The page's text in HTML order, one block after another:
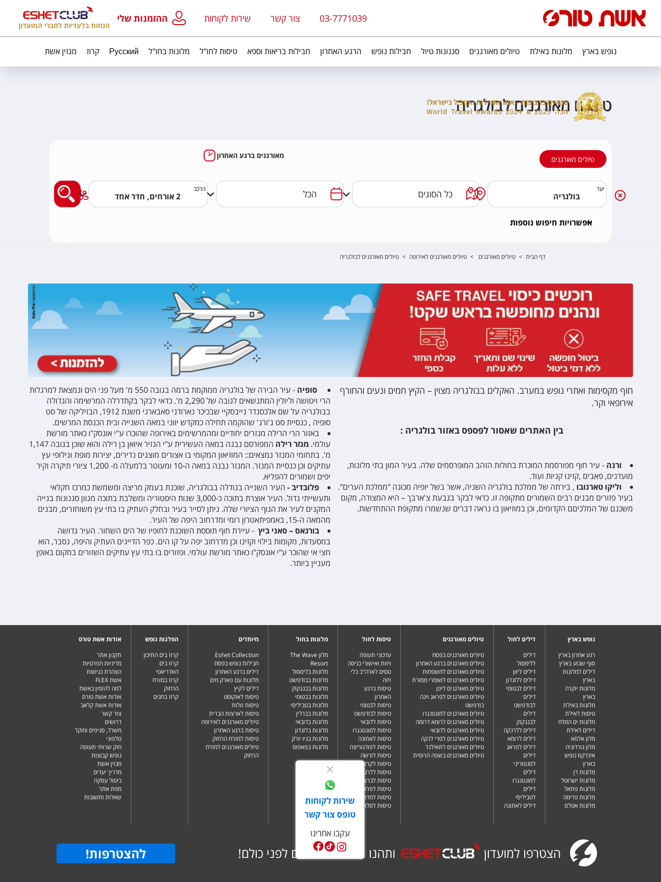
03-7771039 צור קשר שירות לקוחות ההזמנות שלי
הנחות בלעדיות לחברי המועדון
נופש בארץ מלונות באילת טיולים מאורגנים סגנונות טיול חבילות נופש הרגע האחרון חבילות בריאות וספא טיסות לחו"ל מלונות בחו"ל Русский קרוז מגזין אשת
שירות לקוחות
טופס צור קשר
עקבו אחרינו
טיולים מאורגנים לבולגריה
טיולים מאורגנים מאורגנים ברגע האחרון
יעד הרכב מצאו לי טיול מאורגן
אפשרויות חיפוש נוספות
דף הבית > טיולים מאורגנים > טיולים מאורגנים לאירופה > טיולים מאורגנים לבולגריה
חוף מקסימות ואתרי נופש במערב. האקלים בבולגריה מצוין – הקיץ חמים ונעים והחורף
אירופאי וקר.
בין האתרים שאסור לפספס באזור בולגריה :
ורנה - עיר חוף מפורסמת המוכרת בחולות הזהב המופרסמים שלה. בעיר המון בתי מלונות,
מועדנים, פאבים ,קזינו קניות ועוד.
וליקו טארנובו , בירתה של ממלכת בולגריה השניה, אשר בשל יופיה מכונה "ממלכת הערים".
בעיר פזורים מבנים רבים השמורים מתקופה זו. כדאי לבקר בגבעת צ'ארבך – היא המצודה, מקום
משכנם של המלכיםם הקדומים, וכן במוזיאון בו נראה דברים שנשמרו מתקופת ההתחדשות.
סופיה
- עיר הבירה של בולגריה ממוקמת ברמה בגובה 550 מ' מעל פני הים ונמצאת למרגלות
הרי ויטושה וליולין המתנשאים לגובה של 2,290 מ'. כדאי לבקר בקתדרלה המרשימה והגדולה
בבולגריה על שם אלכסנדר נייבסקיי שבכיכר נארודני סאבארני משנת 1912, הבזיליקה של סט
סופיה , כנסיית סט ג'ורג' שהוקמה תחילה כמקדש יווני במאה השנייה ובית הכנסת המרשים.
באזור הרי הרילה מנזרים יחודיים ומהמרשימים באירופה שהוכרו ע"י אונסק"ו כאתר מורשת
עולמי. מנזר רילה
המפורסם נבנה במאה העשירית ע"י הנזיר איואן בן רילה והוא שוכן בגובה 1,147
מ'. בתחומי המנזר נמצאים:: המוזיאון המקומי בו אצורים מוצגים נדירים, יצירות מופת וגילופי עץ
עתיקים וכן כנסיית המנזר. המנזר נבנה במאה ה-10 ומעוטר בלמעלה מ- 1,200 ציורי תיקרה וקיר
יפים ושמורים להפליא.
פלובדיב - העיר השנייה בגודלה בבולגריה, שוכנת בעמק מריצה ומשמשת כמרכז חקלאי
ותעשייתי גדול. העיר אוצרת בתוכה כ-3,000 שנות היסטוריה ומשלבת בתוכה מגוון סגנונות בנייה
המקנים לעיר את הנוף הציורי שלה. ניתן לסייר בעיר ובחלק העתיק בו בתי עץ משוחזרים, מבנים
מהמאה ה-15, באמפיתאטרון רומי ומדרחוב היפה של העיר.
בורגאס – סאני ביץ - עיירת חוף תוססת השוכנת לחופיו של הים השחור. העיר גדושה
במסעדות, מקומות בילוי וקזינו וכן מדרחוב יפה על קו הים. כפר הדייגים העתיק והיפה, נסבר, הוא
חצי אי שהוכר ע"י אונסק"ו כאתר מורשת עולמי. ופזורים בו בתי עץ עתיקים השזורים במקום באופן
מעניין ביותר.
נופש בארץ
רגע אחרון בארץ
סוף שבוע בארץ
דילים למלונות
בארץ
מלונות יוקרה
בארץ
מלונות באילת
טיסות לאילת
מלונות ים המלח
דילים לאילת
מלון אלמא
מלון גורדוניה
אינדקס נופש
בארץ
מלונות דן
מלונות ישרוטל
מלונות פתאל
מלונות פרימה
מלונות אטלס
דילים לחול
דילים
ללימסול
דילים ליוון
דילים ללונדון
דילים לבטומי
דילים
לבודפשט
דילים
לבנגקוק
דילים ללרנקה
דילים לרומא
דילים לפראג
דילים
לסנטוריני
דילים
למונטנגרו
דילים
לטביליסי
דילים לאתונה
טיולים מאורגנים
טיולים מאורגנים בפסח
טיולים מאורגנים ברגע האחרון
טיולים מאורגנים למשפחות
טיולים מאורגנים לשומרי מסורת
טיולים מאורגנים ליפן
טיולים מאורגנים לפראג וינה
בודפשט
טיולים מאורגנים למונטנגרו
טיולים מאורגנים לרומא דרומה
טיולים מאורגנים לדובאי
טיולים מאורגנים לסרי לנקה
טיולים מאורגנים לתאילנד
טיולים מאורגנים בשפה הרוסית
טיסות לחול
עדכוני תעופה
ויזות ואישורי כניסה
טסים לארה"ב בלי
ויזה
טיסות ברגע
האחרון
טיסות לבטומי
טיסות לבודפשט
טיסות לדובאי
טיסות למונטנגרו
טיסות לאתונה
טיסות לפודגוריצה
טיסות לורשה
טיסות לקרקוב
טיסות ללרנקה
טיסות לברצלונה
טיסות לפראג
טיסות למדריד
טיסות לסלוניקי
מלונות בחול
מלון The Wave
Resort
מלונות בלימסול
מלונות בבודפשט
מלונות בבנגקוק
מלונות בבטומי
מלונות בטביליסי
מלונות בברלין
מלונות בדובאי
מלונות בלונדון
מלונות בניו יורק
מלונות בפאפוס
מיוחדים
Eshet Collection
חבילות נופש בפסח
דילים ברגע האחרון
מלונות עם פארק מים
דילים לקיץ
טיסות לאוקוסט
טיסות זולות
טיסות לארצות הברית
טיולים מאורגנים לאירופה
טיסות ברגע האחרון
טיסות למזרח הרחוק
טיולים מאורגנים למזרח
הרחוק
הפלגות נופש
קרוז בים התיכון
קרוז בים
האדריאטי
קרוז במזרח
הרחוק
קרוז בחגים
אודות אשת טורס
תקנון אתר
מדיניות הפרטיות
הצהרת נגישות
אשת FLEX
למה להזמין באשת
אודות אשת טורס
אודות אשת קלאב
צור קשר
דרושים
משרד, סניפים ומוקד
טלפוני
חוק שרותי תעופה
נופש קבוצות
מגזין אשת
מדריך יעדים
ביטול עסקה
מפת אתר
שאלות ותשובות
הצטרפו למועדון ותהנו ממבצעים שווים לפני כולם! להצטרפות!